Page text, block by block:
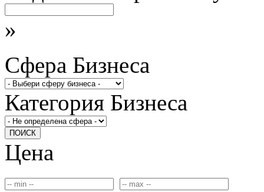
»
Сфера Бизнеса
Категория Бизнеса
ПОИСК
Цена